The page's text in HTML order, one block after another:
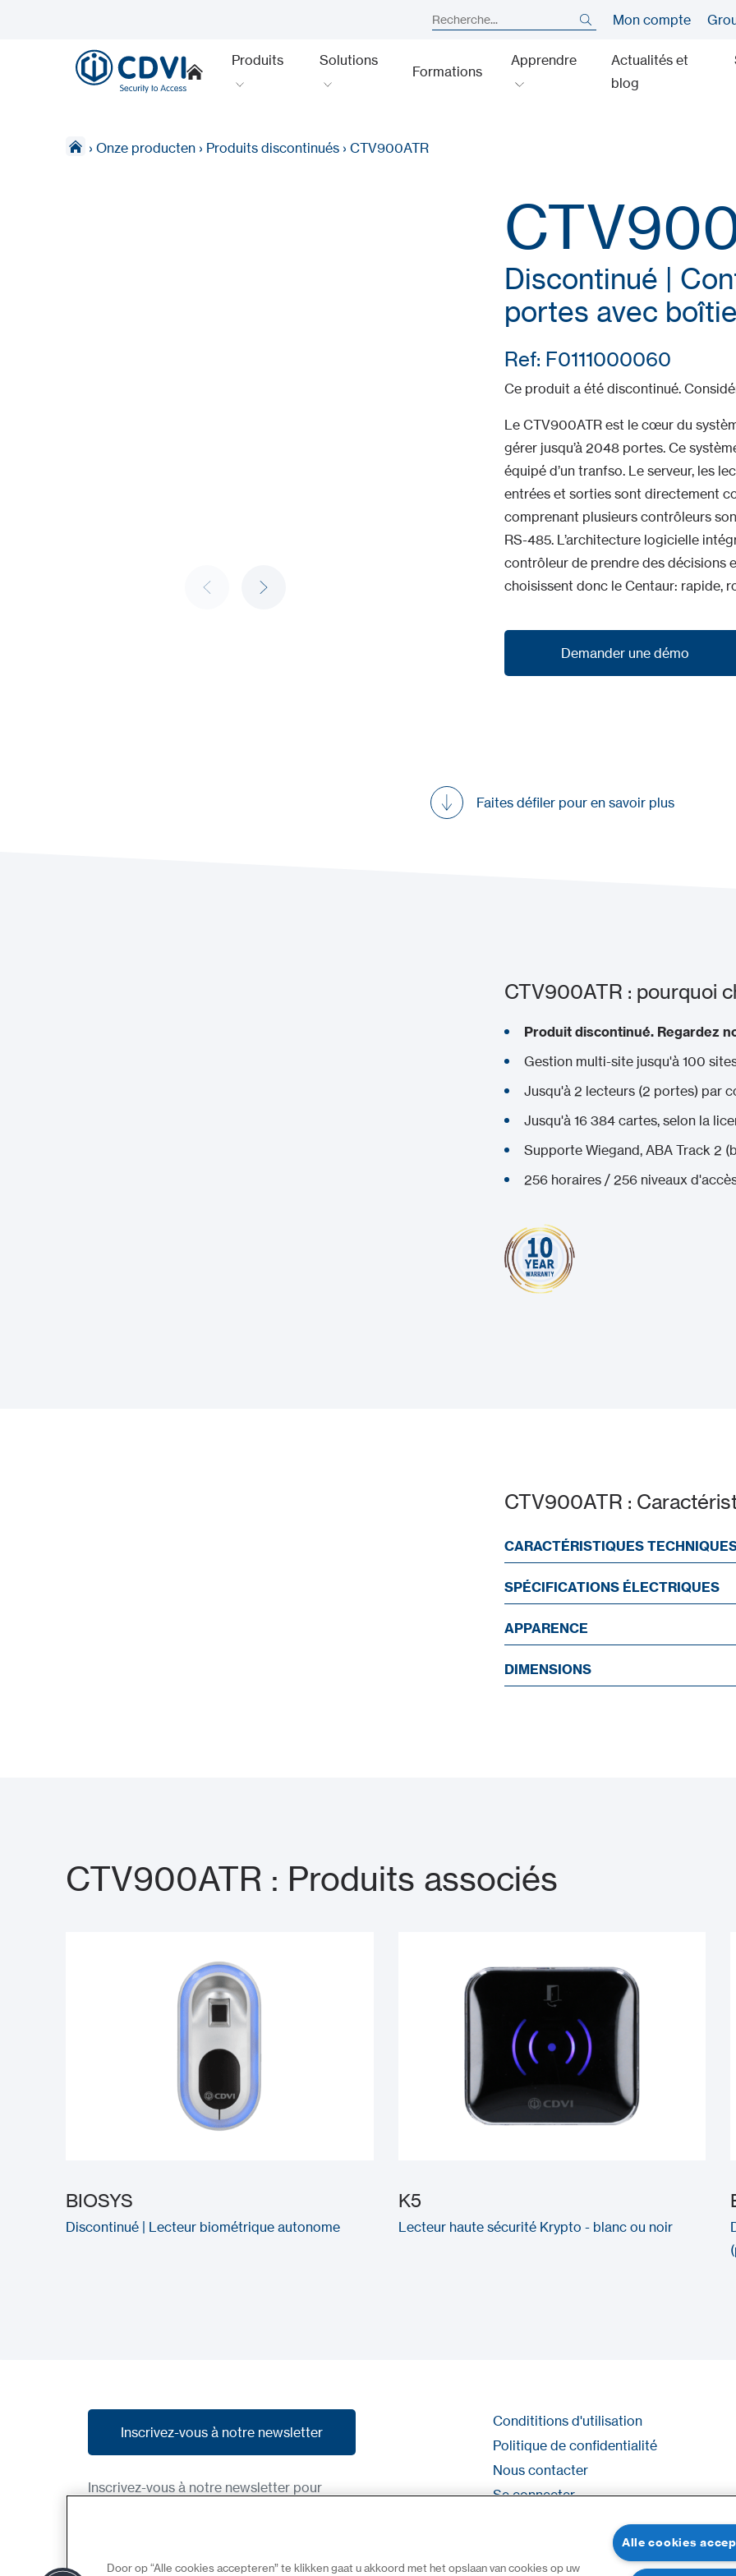
Mon compte
Produits Solutions
Formations
Apprendre
Actualités et
blog
› Onze producten › Produits discontinués › CTV900ATR
Discontinué |
portes avec
Ref: F0111000060
Ce produit a été discontinué.
Le CTV900ATR est le cœur du
gérer jusqu’à 2048 portes. Ce
équipé d’un tranfso. Le serveur, les
entrées et sorties sont directement
comprenant plusieurs contrôleurs
RS-485. L’architecture logicielle
contrôleur de prendre des décisions
choisissent donc le Centaur: rapide,
Demander une démo
Faites défiler pour en savoir plus
CTV900ATR : pourquoi
Produit discontinué. Regardez
Gestion multi-site jusqu'à 100
Jusqu'à 2 lecteurs (2 portes) par
Jusqu'à 16 384 cartes, selon la
Supporte Wiegand, ABA Track 2
256 horaires / 256 niveaux
CTV900ATR :
CARACTÉRISTIQUES
SPÉCIFICATIONS ÉLECTRIQUES
APPARENCE
DIMENSIONS
CTV900ATR : Produits associés
BIOSYS
Discontinué | Lecteur biométrique autonome
K5
Lecteur haute sécurité Krypto - blanc ou noir
Inscrivez-vous à notre newsletter
Inscrivez-vous à notre newsletter
Inscrivez-vous à notre newsletter pour
Condititions d'utilisation
Politique de confidentialité
Nous contacter
Se connecter
Door op “Alle cookies accepteren” te klikken gaat u akkoord met het opslaan van cookies op uw
Alle cookies